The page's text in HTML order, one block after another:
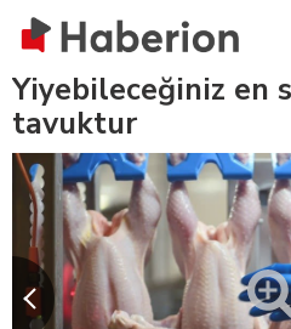
Yiyebileceğiniz en
tavuktur